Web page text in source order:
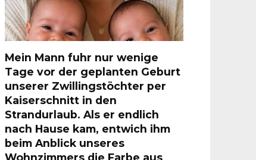
Mein Mann fuhr nur wenige
Tage vor der geplanten Geburt
unserer Zwillingstöchter per
Kaiserschnitt in den
Strandurlaub. Als er endlich
nach Hause kam, entwich ihm
beim Anblick unseres
Wohnzimmers die Farbe aus